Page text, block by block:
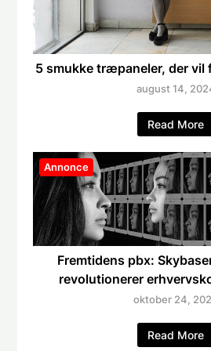
5 smukke træpaneler, der vil
august 14,
Read More
Annonce
Fremtidens pbx:
revolutionerer
oktober 24,
Read More